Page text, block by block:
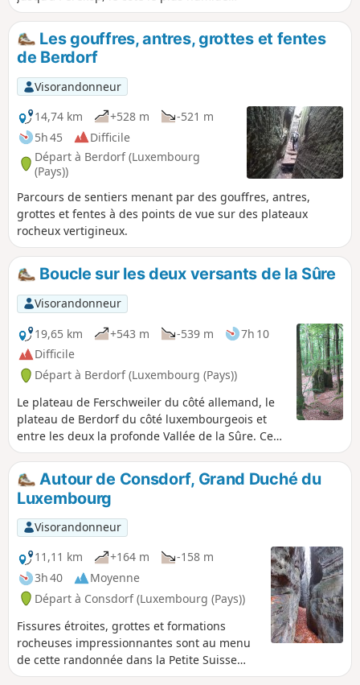
aussi. Parcourez des sentiers entre des
roches recouvertes de mousses et de
fougères.
Les gouffres, antres, grottes et fentes
de Berdorf
Visorandonneur
14,74 km
+528 m
-521 m
5h 45
Difficile
Départ à Berdorf (Luxembourg
(Pays))
Parcours de sentiers menant par des gouffres, antres,
grottes et fentes à des points de vue sur des plateaux
rocheux vertigineux.
Boucle sur les deux versants de la Sûre
Visorandonneur
19,65 km
+543 m -539 m
7h 10
Difficile
Départ à Berdorf (Luxembourg (Pays))
Le plateau de Ferschweiler du côté allemand, le
plateau de Berdorf du côté luxembourgeois et
entre les deux la profonde Vallée de la Sûre. Ce
parcours doit son charme au mélange de
formations rocheuses, de dédales et de
panoramas.
Autour de Consdorf, Grand Duché du
Luxembourg
Visorandonneur
11,11 km
+164 m
-158 m
3h 40
Moyenne
Départ à Consdorf (Luxembourg (Pays))
Fissures étroites, grottes et formations
rocheuses impressionnantes sont au menu
de cette randonnée dans la Petite Suisse
Luxembourgeoise.